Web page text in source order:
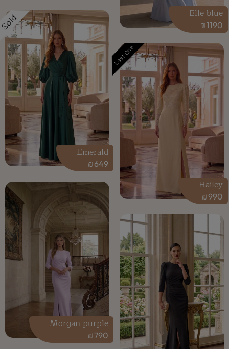
1190
₪
Elle blue
Last One
990
₪
Hailey
Sold
649
₪
Emerald
790
₪
Morgan purple